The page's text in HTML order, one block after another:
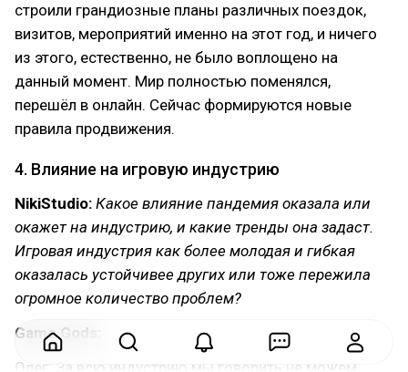
строили грандиозные планы различных поездок,
визитов, мероприятий именно на этот год, и ничего
из этого, естественно, не было воплощено на
данный момент. Мир полностью поменялся,
перешёл в онлайн. Сейчас формируются новые
правила продвижения.
4. Влияние на игровую индустрию
NikiStudio: Какое влияние пандемия оказала или
окажет на индустрию, и какие тренды она задаст.
Игровая индустрия как более молодая и гибкая
оказалась устойчивее других или тоже пережила
огромное количество проблем?
Game Gods:
Олег: За всю индустрию мы говорить не можем,